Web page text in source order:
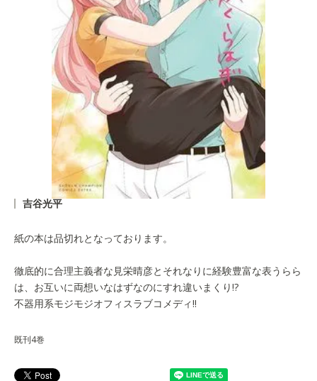
吉谷光平
紙の本は品切れとなっております。
徹底的に合理主義者な見栄晴彦とそれなりに経験豊富な表うらら
は、お互いに両想いなはずなのにすれ違いまくり!?
不器用系モジモジオフィスラブコメディ!!
既刊4巻